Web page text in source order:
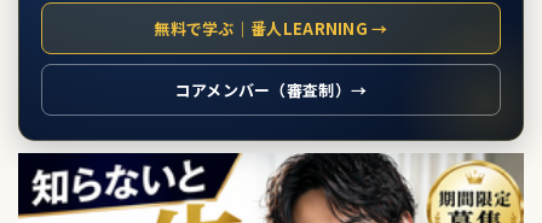
無料で学ぶ｜番人LEARNING →
コアメンバー（審査制）→